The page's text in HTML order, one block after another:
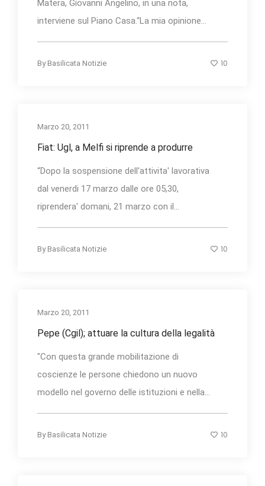
Matera, Giovanni Angelino, in una nota,
interviene sul Piano Casa.“La mia opinione...
By Basilicata Notizie 10
Marzo 20, 2011
Fiat: Ugl, a Melfi si riprende a produrre
“Dopo la sospensione dell'attivita' lavorativa
dal venerdi 17 marzo dalle ore 05,30,
riprendera' domani, 21 marzo con il...
By Basilicata Notizie 10
Marzo 20, 2011
Pepe (Cgil); attuare la cultura della legalità
"Con questa grande mobilitazione di
coscienze le persone chiedono un nuovo
modello nel governo delle istituzioni e nella...
By Basilicata Notizie 10